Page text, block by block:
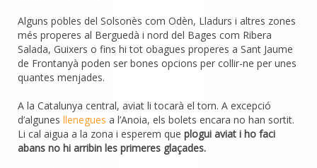
Alguns pobles del Solsonès com Odèn, Lladurs i altres zones
més properes al Berguedà i nord del Bages com Ribera
Salada, Guixers o fins hi tot obagues properes a Sant Jaume
de Frontanyà poden ser bones opcions per collir-ne per unes
quantes menjades.
A la Catalunya central, aviat li tocarà el torn. A excepció
d’algunes llenegues a l’Anoia, els bolets encara no han sortit.
Li cal aigua a la zona i esperem que plogui aviat i ho faci
abans no hi arribin les primeres glaçades.